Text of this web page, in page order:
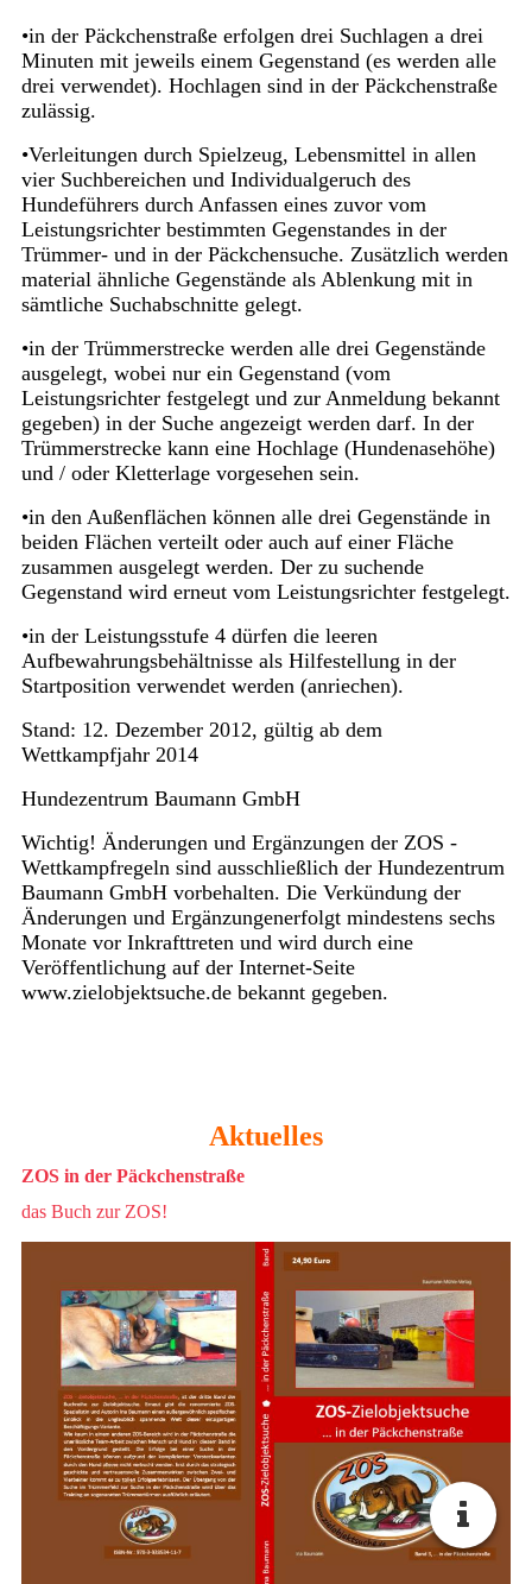
•in der Päckchenstraße erfolgen drei Suchlagen a drei
Minuten mit jeweils einem Gegenstand (es werden alle
drei verwendet). Hochlagen sind in der Päckchenstraße
zulässig.
•Verleitungen durch Spielzeug, Lebensmittel in allen
vier Suchbereichen und Individualgeruch des
Hundeführers durch Anfassen eines zuvor vom
Leistungsrichter bestimmten Gegenstandes in der
Trümmer- und in der Päckchensuche. Zusätzlich werden
material ähnliche Gegenstände als Ablenkung mit in
sämtliche Suchabschnitte gelegt.
•in der Trümmerstrecke werden alle drei Gegenstände
ausgelegt, wobei nur ein Gegenstand (vom
Leistungsrichter festgelegt und zur Anmeldung bekannt
gegeben) in der Suche angezeigt werden darf. In der
Trümmerstrecke kann eine Hochlage (Hundenasehöhe)
und / oder Kletterlage vorgesehen sein.
•in den Außenflächen können alle drei Gegenstände in
beiden Flächen verteilt oder auch auf einer Fläche
zusammen ausgelegt werden. Der zu suchende
Gegenstand wird erneut vom Leistungsrichter festgelegt.
•in der Leistungsstufe 4 dürfen die leeren
Aufbewahrungsbehältnisse als Hilfestellung in der
Startposition verwendet werden (anriechen).
Stand: 12. Dezember 2012, gültig ab dem
Wettkampfjahr 2014
Hundezentrum Baumann GmbH
Wichtig! Änderungen und Ergänzungen der ZOS -
Wettkampfregeln sind ausschließlich der Hundezentrum
Baumann GmbH vorbehalten. Die Verkündung der
Änderungen und Ergänzungenerfolgt mindestens sechs
Monate vor Inkrafttreten und wird durch eine
Veröffentlichung auf der Internet-Seite
www.zielobjektsuche.de bekannt gegeben.
Aktuelles
ZOS in der Päckchenstraße
das Buch zur ZOS!